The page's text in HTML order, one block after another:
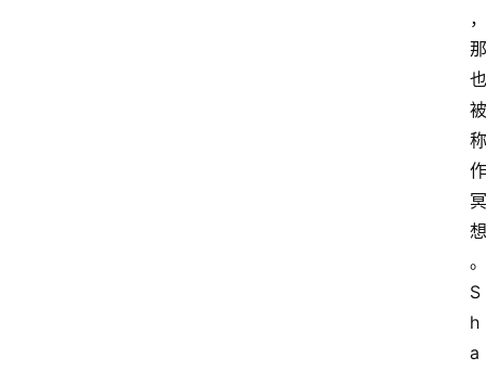
，
那
也
被
称
作
冥
想
。
S
h
a